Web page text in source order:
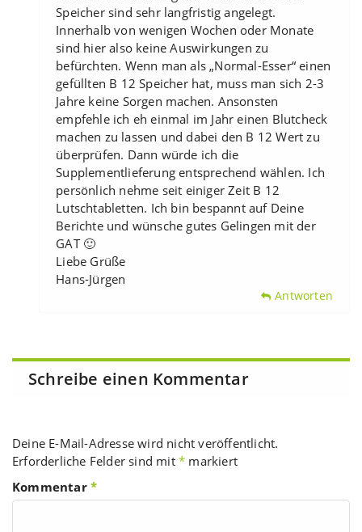
Speicher sind sehr langfristig angelegt.
Innerhalb von wenigen Wochen oder Monate
sind hier also keine Auswirkungen zu
befürchten. Wenn man als „Normal-Esser“ einen
gefüllten B 12 Speicher hat, muss man sich 2-3
Jahre keine Sorgen machen. Ansonsten
empfehle ich eh einmal im Jahr einen Blutcheck
machen zu lassen und dabei den B 12 Wert zu
überprüfen. Dann würde ich die
Supplementlieferung entsprechend wählen. Ich
persönlich nehme seit einiger Zeit B 12
Lutschtabletten. Ich bin bespannt auf Deine
Berichte und wünsche gutes Gelingen mit der
GAT 🙂
Liebe Grüße
Hans-Jürgen
Antworten
Schreibe einen Kommentar
Deine E-Mail-Adresse wird nicht veröffentlicht.
Erforderliche Felder sind mit * markiert
Kommentar *